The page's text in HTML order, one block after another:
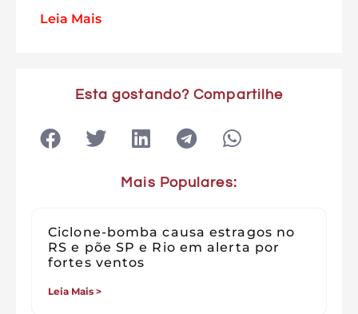
Leia Mais
Esta gostando? Compartilhe
Mais Populares:
Ciclone-bomba causa estragos no
RS e põe SP e Rio em alerta por
fortes ventos
Leia Mais >